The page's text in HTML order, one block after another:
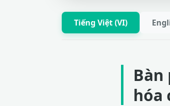
Tiếng Việt (VI)
hóa